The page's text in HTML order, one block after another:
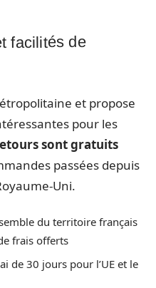
facilités de
et propose
pour les
sont gratuits
passées depuis
Uni.
du territoire français
frais offerts
de 30 jours pour l’UE et le